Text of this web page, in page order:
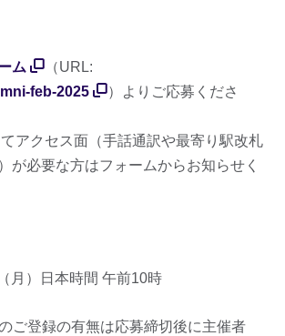
ム
（URL:
feb-2025
）よりご応募くださ
アクセス面（手話通訳や最寄り駅改札
が必要な方はフォームからお知らせく
月）日本時間 午前10時
ご登録の有無は応募締切後に主催者